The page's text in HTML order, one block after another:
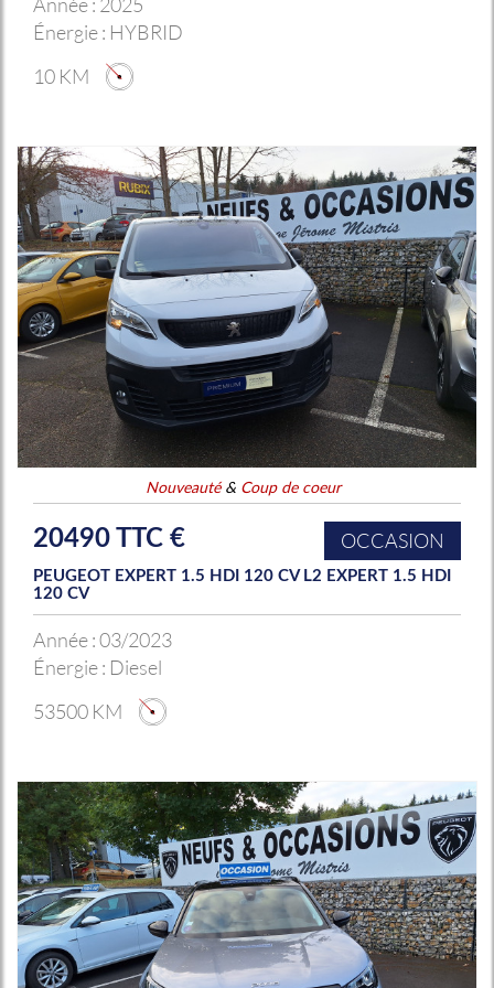
Énergie : HYBRID
10 KM
Nouveauté& Coup de coeur
20490 TTC € OCCASION
PEUGEOT EXPERT 1.5 HDI 120 CV L2 EXPERT 1.5 HDI
120 CV
Année :03/2023
Énergie : Diesel
53500 KM